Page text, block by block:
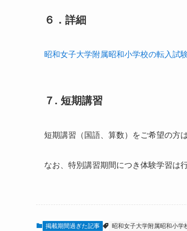
６．詳細
昭和女子大学附属昭和小学校の転入試
７. 短期講習
短期講習（国語、算数）をご希望の方
なお、特別講習期間につき体験学習は
掲載期間過ぎた記事 昭和女子大学附属昭和小学